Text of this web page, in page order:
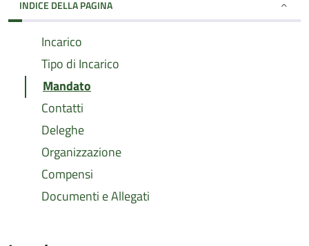
INDICE DELLA PAGINA
Incarico
Tipo di Incarico
Mandato
Contatti
Deleghe
Organizzazione
Compensi
Documenti e Allegati